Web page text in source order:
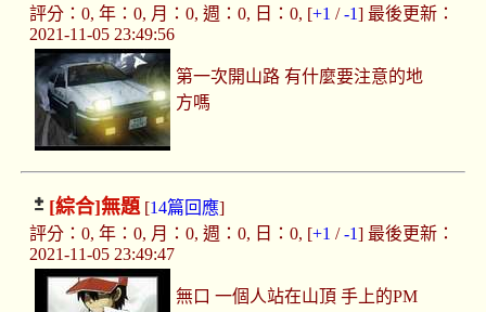
評分：0, 年：0, 月：0, 週：0, 日：0, [+1 /-1] 最後更新：
2021-11-05 23:49:56
第一次開山路 有什麼要注意的地
方嗎
[綜合]無題[14篇回應]
評分：0, 年：0, 月：0, 週：0, 日：0, [+1 /-1] 最後更新：
2021-11-05 23:49:47
無口 一個人站在山頂 手上的PM